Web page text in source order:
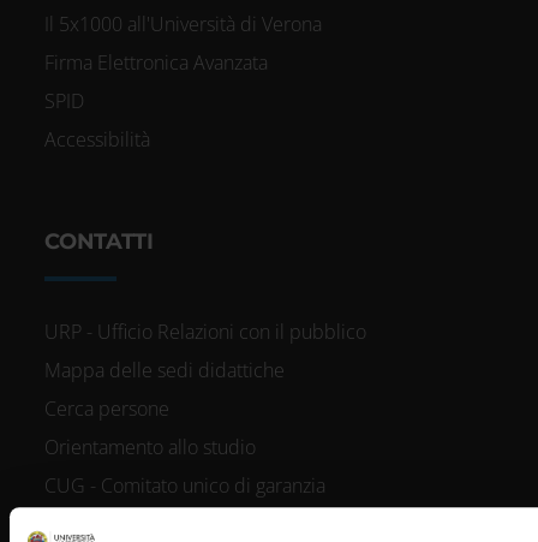
Il 5x1000 all'Università di Verona
Firma Elettronica Avanzata
SPID
Accessibilità
CONTATTI
URP - Ufficio Relazioni con il pubblico
Mappa delle sedi didattiche
Cerca persone
Orientamento allo studio
CUG - Comitato unico di garanzia